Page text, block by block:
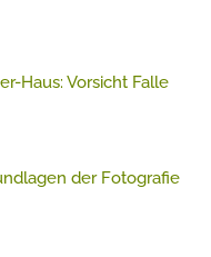
Haus: Vorsicht Falle
der Fotografie